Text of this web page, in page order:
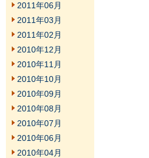
2011年06月
2011年03月
2011年02月
2010年12月
2010年11月
2010年10月
2010年09月
2010年08月
2010年07月
2010年06月
2010年04月